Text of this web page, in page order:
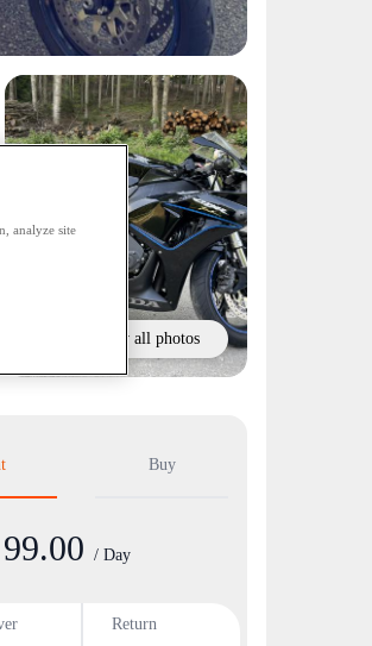
Show all photos
Buy
/ Day
Return
analyze site